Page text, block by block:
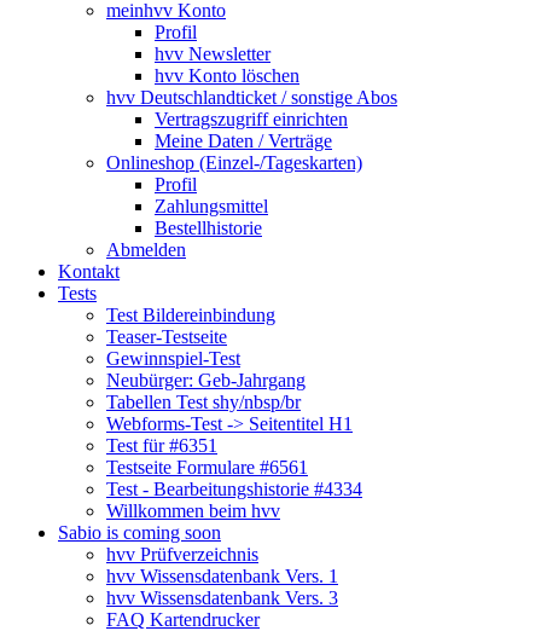
meinhvv Konto
Profil
hvv Newsletter
hvv Konto löschen
hvv Deutschlandticket / sonstige Abos
Vertragszugriff einrichten
Meine Daten / Verträge
Onlineshop (Einzel-/Tageskarten)
Profil
Zahlungsmittel
Bestellhistorie
Abmelden
Kontakt
Tests
Test Bildereinbindung
Teaser-Testseite
Gewinnspiel-Test
Neubürger: Geb-Jahrgang
Tabellen Test shy/nbsp/br
Webforms-Test -> Seitentitel H1
Test für #6351
Testseite Formulare #6561
Test - Bearbeitungshistorie #4334
Willkommen beim hvv
Sabio is coming soon
hvv Prüfverzeichnis
hvv Wissensdatenbank Vers. 1
hvv Wissensdatenbank Vers. 3
FAQ Kartendrucker